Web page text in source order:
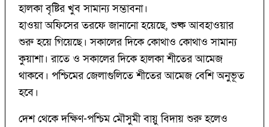
হালকা বৃষ্টির খুব সামান্য সম্ভাবনা।
হাওয়া অফিসের তরফে জানানো হয়েছে, শুষ্ক আবহাওয়ার
শুরু হয়ে গিয়েছে। সকালের দিকে কোথাও কোথাও সামান্য
কুয়াশা। রাতে ও সকালের দিকে হালকা শীতের আমেজ
থাকবে। পশ্চিমের জেলাগুলিতে শীতের আমেজ বেশি অনুভূত
হবে।
দেশ থেকে দক্ষিণ-পশ্চিম মৌসুমী বায়ু বিদায় শুরু হলেও